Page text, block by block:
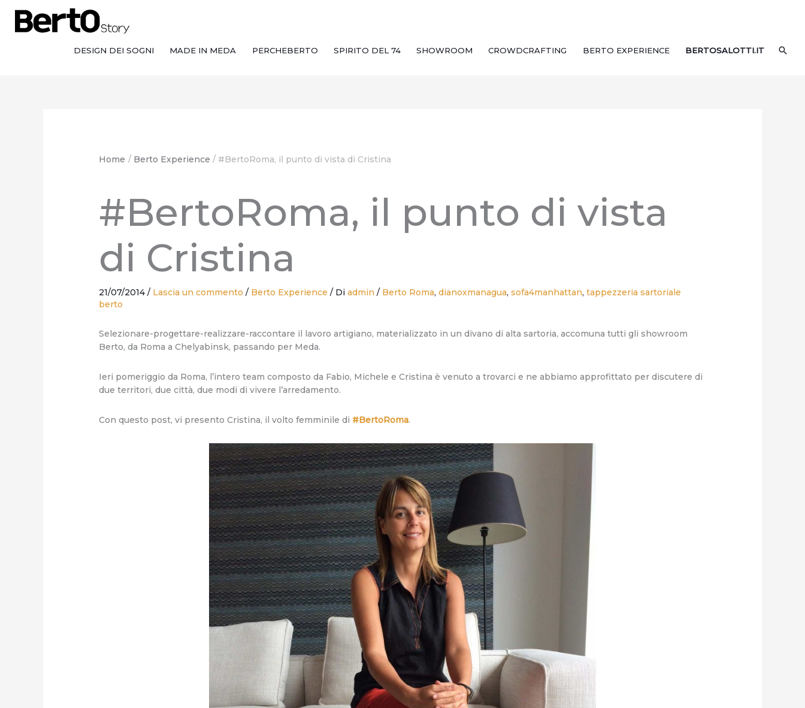
contenuto
navigazione
contenuto
DESIGN DEI SOGNI MADE IN MEDA PERCHEBERTO SPIRITO DEL 74 SHOWROOM CROWDCRAFTING BERTO EXPERIENCE BERTOSALOTTI.IT
Home Berto Experience #BertoRoma, il punto di vista di Cristina
#BertoRoma, il punto di vista
di Cristina
21/07/2014/ Lascia un commento / Berto Experience / Diadmin/ Berto Roma,dianoxmanagua,sofa4manhattan,tappezzeria sartoriale
berto
Selezionare-progettare-realizzare-raccontare il lavoro artigiano, materializzato in un divano di alta sartoria, accomuna tutti gli showroom
Berto, da Roma a Chelyabinsk, passando per Meda.
Ieri pomeriggio da Roma, l’intero team composto da Fabio, Michele e Cristina è venuto a trovarci e ne abbiamo approfittato per discutere di
due territori, due città, due modi di vivere l’arredamento.
Con questo post, vi presento Cristina, il volto femminile di #BertoRoma.